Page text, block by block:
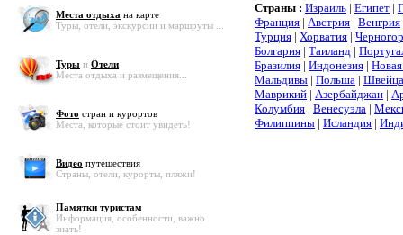
Места отдыха на карте
Туры, отели, экскурсии и маршруты ...
Туры и Отели
Места отдыха и размещения...
Фото стран и курортов
Места, которые стоит увидеть!
Видео путешествия
Страны, отели, курорты, пляжи!
Памятки туристам
Информация, особенности, важно
знать!
Страны : Израиль | Египет |
Франция | Австрия | Венгрия
Турция | Хорватия |
Болгария | Таиланд |
Бразилия | Индонезия |
Мальдивы | Польша |
Маврикий | Азербайджан |
Колумбия | Венесуэла |
Филиппины | Исландия |